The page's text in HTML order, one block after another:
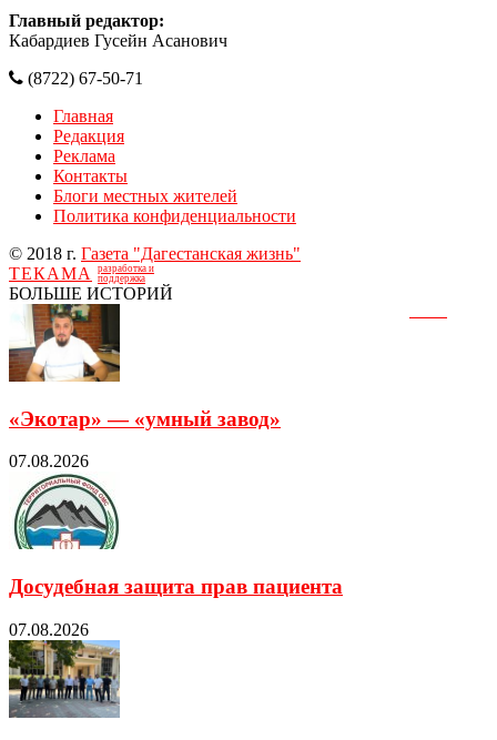
Главный редактор:
Кабардиев Гусейн Асанович
(8722) 67-50-71
Главная
Редакция
Реклама
Контакты
Блоги местных жителей
Политика конфиденциальности
© 2018 г. Газета "Дагестанская жизнь"
ТЕКАМА
разработка и
поддержка
БОЛЬШЕ ИСТОРИЙ
«Экотар» — «умный завод»
07.08.2026
Досудебная защита прав пациента
07.08.2026